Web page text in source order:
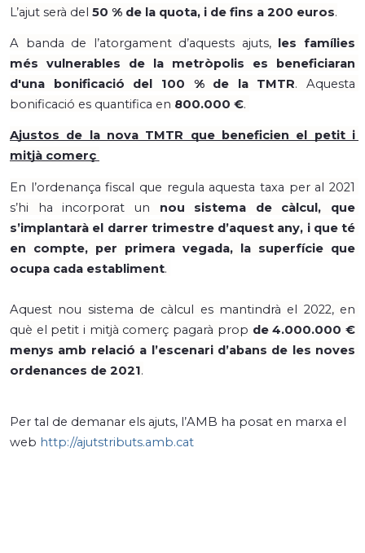
L’ajut serà del 50 % de la quota, i de fins a 200 euros.
A banda de l’atorgament d’aquests ajuts, les famílies
més vulnerables de la metròpolis es beneficiaran
d'una bonificació del 100 % de la TMTR. Aquesta
bonificació es quantifica en 800.000 €.
Ajustos de la nova TMTR que beneficien el petit i
mitjà comerç
En l’ordenança fiscal que regula aquesta taxa per al 2021
s’hi ha incorporat un nou sistema de càlcul, que
s’implantarà el darrer trimestre d’aquest any, i que té
en compte, per primera vegada, la superfície que
ocupa cada establiment.
Aquest nou sistema de càlcul es mantindrà el 2022, en
què el petit i mitjà comerç pagarà prop de 4.000.000 €
menys amb relació a l’escenari d’abans de les noves
ordenances de 2021.
Per tal de demanar els ajuts, l’AMB ha posat en marxa el
web http://ajutstributs.amb.cat